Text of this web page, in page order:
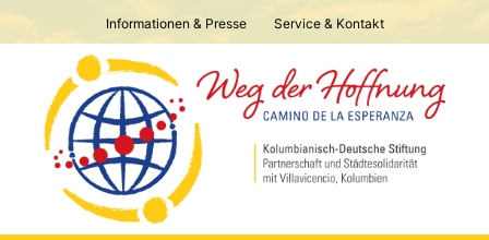
zum
Informationen & Presse Service & Kontakt